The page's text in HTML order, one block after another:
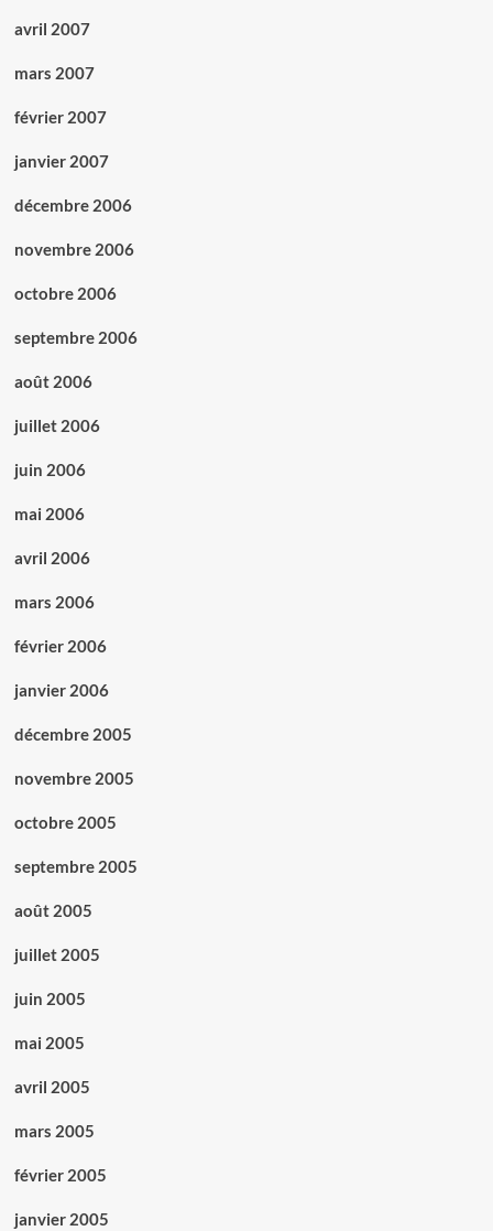
avril 2007
mars 2007
février 2007
janvier 2007
décembre 2006
novembre 2006
octobre 2006
septembre 2006
août 2006
juillet 2006
juin 2006
mai 2006
avril 2006
mars 2006
février 2006
janvier 2006
décembre 2005
novembre 2005
octobre 2005
septembre 2005
août 2005
juillet 2005
juin 2005
mai 2005
avril 2005
mars 2005
février 2005
janvier 2005